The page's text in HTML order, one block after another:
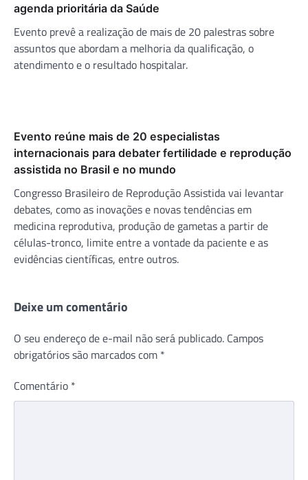
agenda prioritária da Saúde
Evento prevê a realização de mais de 20 palestras sobre
assuntos que abordam a melhoria da qualificação, o
atendimento e o resultado hospitalar.
Evento reúne mais de 20 especialistas
internacionais para debater fertilidade e reprodução
assistida no Brasil e no mundo
Congresso Brasileiro de Reprodução Assistida vai levantar
debates, como as inovações e novas tendências em
medicina reprodutiva, produção de gametas a partir de
células-tronco, limite entre a vontade da paciente e as
evidências científicas, entre outros.
Deixe um comentário
O seu endereço de e-mail não será publicado. Campos
obrigatórios são marcados com *
Comentário *